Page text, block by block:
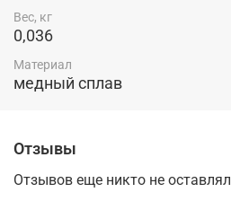
Вес, кг
0,036
Материал
медный сплав
Отзывы
Отзывов еще никто не оставлял